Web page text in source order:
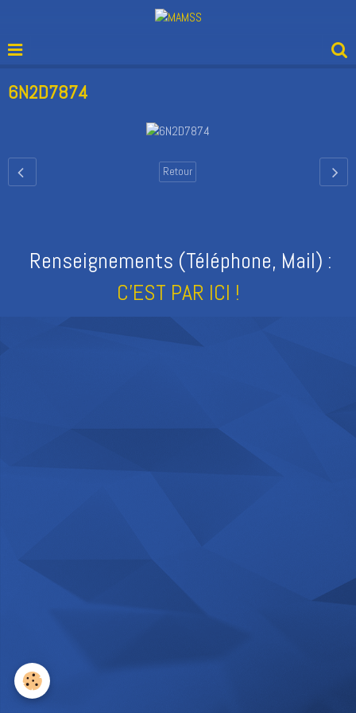
6N2D7874
Retour
Renseignements (Téléphone, Mail) :
C'EST PAR ICI !